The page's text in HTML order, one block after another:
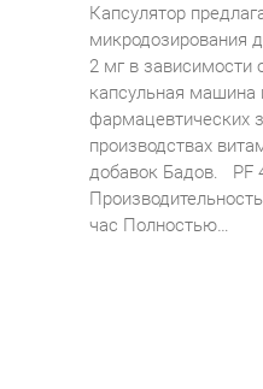
Капсулятор
микродозирования
2 мг в зависимости
капсульная машина
фармацевтических
производствах
добавок Бадов. PF
час Полностью…